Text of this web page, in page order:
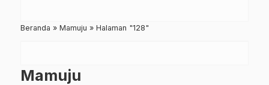
Beranda » Mamuju » Halaman "128"
Mamuju